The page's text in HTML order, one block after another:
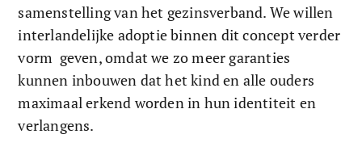
samenstelling van het gezinsverband. We willen
interlandelijke adoptie binnen dit concept verder
vorm  geven, omdat we zo meer garanties
kunnen inbouwen dat het kind en alle ouders
maximaal erkend worden in hun identiteit en
verlangens.